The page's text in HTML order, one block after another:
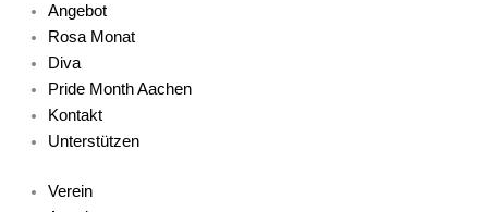
Angebot
Rosa Monat
Diva
Pride Month Aachen
Kontakt
Unterstützen
Verein